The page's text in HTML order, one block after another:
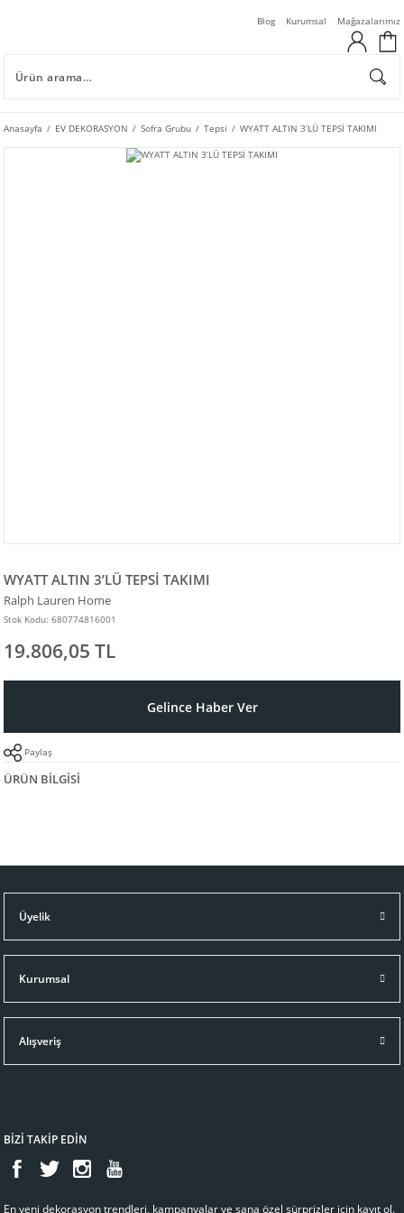
Blog Kurumsal Mağazalarımız
Anasayfa EV DEKORASYON Sofra Grubu Tepsi WYATT ALTIN 3’LÜ TEPSİ TAKIMI
WYATT ALTIN 3’LÜ TEPSİ TAKIMI
Ralph Lauren Home
Stok Kodu: 680774816001
19.806,05 TL
Gelince Haber Ver
Paylaş
ÜRÜN BILGISI
Üyelik
Kurumsal
Alışveriş
BİZİ TAKİP EDİN
En yeni dekorasyon trendleri, kampanyalar ve sana özel sürprizler için kayıt ol.